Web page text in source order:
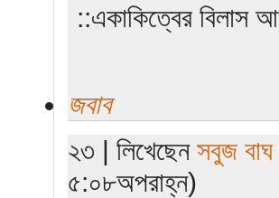
‌‌::একাকিত্বের বিলাস
জবাব
২৩ | লিখেছেন সবুজ বাঘ
৫:০৮অপরাহ্ন)